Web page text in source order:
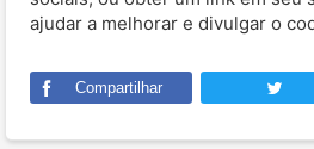
ajudar a melhorar e divulgar o
Compartilhar